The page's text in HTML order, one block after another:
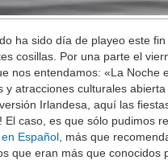
ha sido día de playeo este
cosillas. Por una parte el
nos entendamos: «La
y atracciones culturales
Irlandesa, aquí las
El caso, es que sólo pudimos
Español , más que
que eran más que conocidos